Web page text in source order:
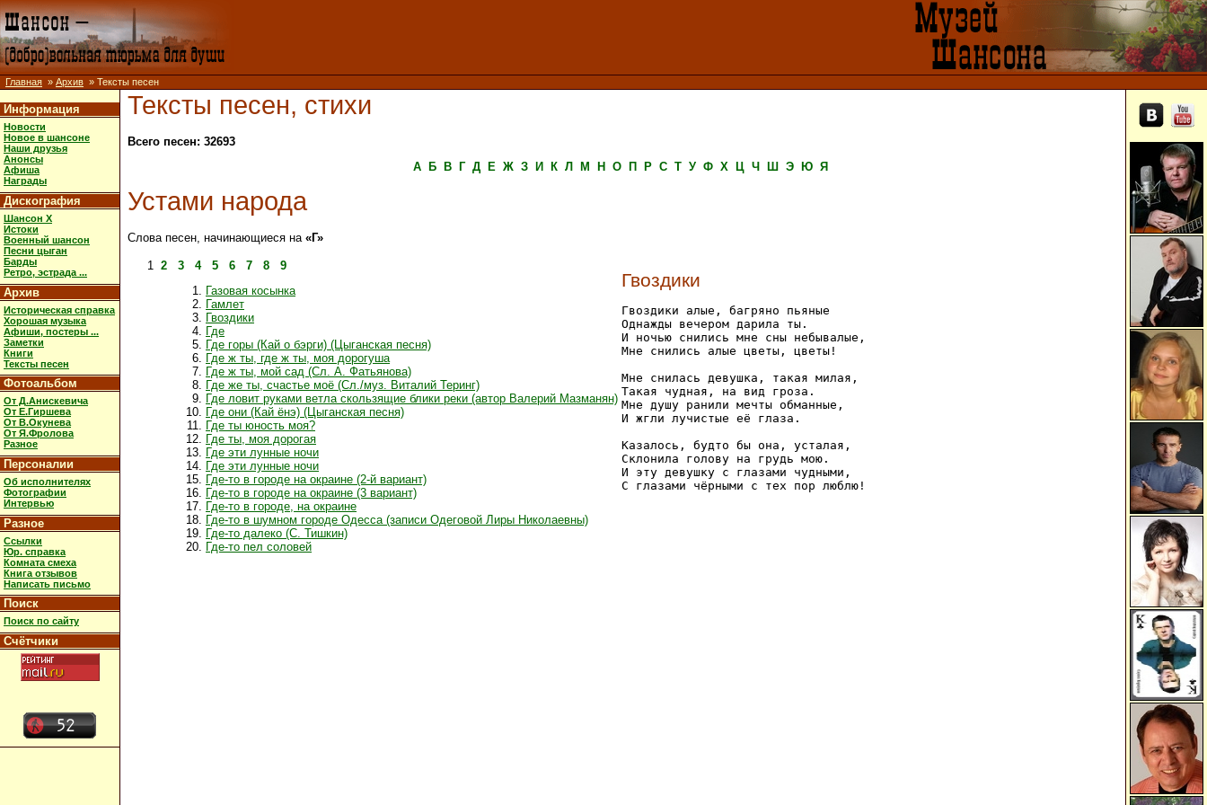
Главная » Архив » Тексты песен
Информация
Новости
Новое в шансоне
Наши друзья
Анонсы
Афиша
Награды
Дискография
Шансон X
Истоки
Военный шансон
Песни цыган
Барды
Ретро, эстрада ...
Архив
Историческая справка
Хорошая музыка
Афиши, постеры ...
Заметки
Книги
Тексты песен
Фотоальбом
От Д.Анискевича
От Е.Гиршева
От В.Окунева
От Я.Фролова
Разное
Персоналии
Об исполнителях
Фотографии
Интервью
Разное
Ссылки
Юр. справка
Комната смеха
Книга отзывов
Написать письмо
Поиск
Поиск по сайту
Счётчики
Тексты песен, стихи
Всего песен: 32693
А
Б В Г Д Е Ж З И К Л М Н О П Р С Т У Ф Х Ц Ч Ш Э Ю Я
Устами народа
Слова песен, начинающиеся на «Г»
1 2 3 4 5 6 7 8
9
Газовая косынка
Гамлет
Гвоздики
Где
Где горы (Кай о бэрги) (Цыганская песня)
Где ж ты, где ж ты, моя дорогуша
Где ж ты, мой сад (Сл. А. Фатьянова)
Где же ты, счастье моё (Сл./муз. Виталий Теринг)
Где ловит руками ветла скользящие блики реки (автор Валерий Мазманян)
Где они (Кай ёнэ) (Цыганская песня)
Где ты юность моя?
Где ты, моя дорогая
Где эти лунные ночи
Где эти лунные ночи
Где-то в городе на окраине (2-й вариант)
Где-то в городе на окраине (3 вариант)
Где-то в городе, на окраине
Где-то в шумном городе Одесса (записи Одеговой Лиры Николаевны)
Где-то далеко (С. Тишкин)
Где-то пел соловей
Гвоздики
Гвоздики алые, багряно пьяные
Однажды вечером дарила ты.
И ночью снились мне сны небывалые,
Мне снились алые цветы, цветы!
Мне снилась девушка, такая милая,
Такая чудная, на вид гроза.
Мне душу ранили мечты обманные,
И жгли лучистые её глаза.
Казалось, будто бы она, усталая,
Склонила голову на грудь мою.
И эту девушку с глазами чудными,
С глазами чёрными с тех пор люблю!